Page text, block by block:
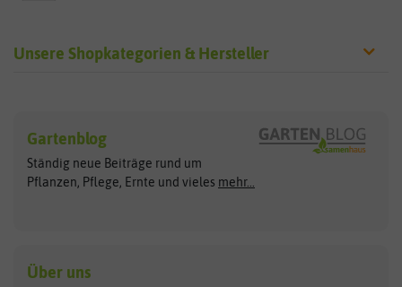
Unsere Shopkategorien & Hersteller
Exotische Samen
Gemüsesamen
Gründünger
Kräutersamen
Arche Noah
ASB Greenworld
Benary
Clever Pots
COMPO
Gartenblog
Ständig neue Beiträge rund um
Pflanzen, Pflege, Ernte und vieles mehr...
Über uns